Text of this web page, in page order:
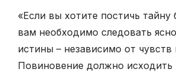
«Если вы хотите постичь тайну
вам необходимо следовать
истины – независимо от
Повиновение должно исходить